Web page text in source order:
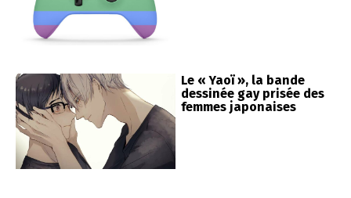
Le « Yaoï », la bande
dessinée gay prisée des
femmes japonaises